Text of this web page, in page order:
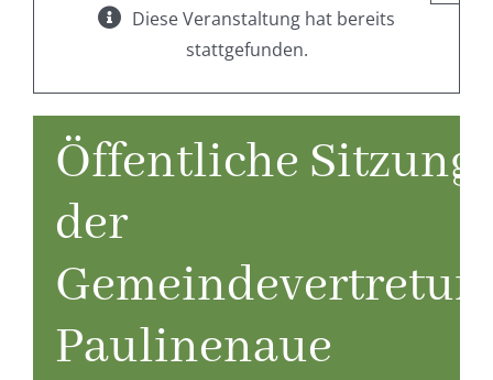
Diese Veranstaltung hat bereits
stattgefunden.
Öffentliche Sitzung
der
Paulinenaue